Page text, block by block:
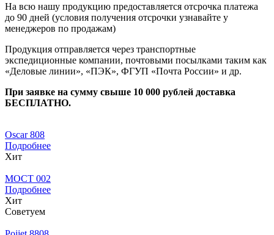
На всю нашу продукцию предоставляется отсрочка платежа
до 90 дней (условия получения отсрочки узнавайте у
менеджеров по продажам)
Продукция отправляется через транспортные
экспедиционные компании, почтовыми посылками таким как
«Деловые линии», «ПЭК», ФГУП «Почта России» и др.
При заявке на сумму свыше 10 000 рублей доставка
БЕСПЛАТНО.
Oscar 808
Подробнее
Хит
МОСТ 002
Подробнее
Хит
Советуем